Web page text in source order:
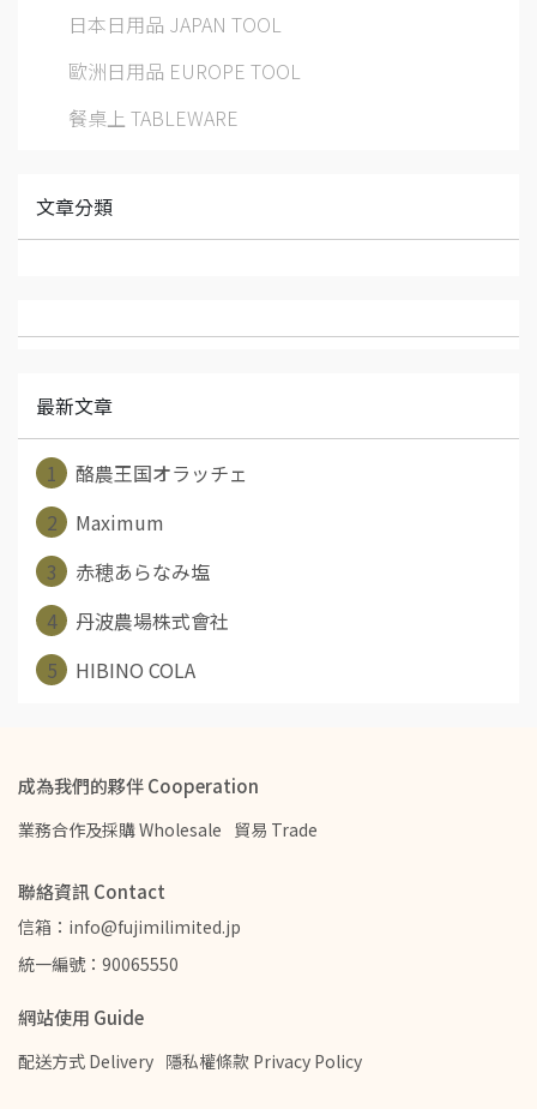
日本日用品 JAPAN TOOL
歐洲日用品 EUROPE TOOL
餐桌上 TABLEWARE
文章分類
最新文章
1
酪農王国オラッチェ
2
Maximum
3
赤穂あらなみ塩
4
丹波農場株式會社
5
HIBINO COLA
成為我們的夥伴 Cooperation
業務合作及採購 Wholesale 貿易 Trade
聯絡資訊 Contact
信箱：info@fujimilimited.jp
統一編號：90065550
網站使用 Guide
配送方式 Delivery 隱私權條款 Privacy Policy